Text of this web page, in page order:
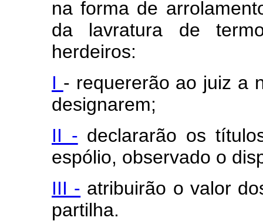
na forma de
da lavratura de
herdeiros:
I - requererão ao juiz a
designarem;
II - declararão os
espólio, observado o
III - atribuirão o valor
partilha.